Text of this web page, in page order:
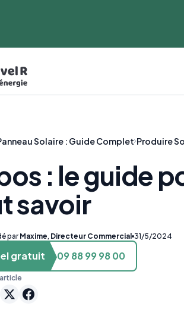
Solaire : Guide Complet Produire
: le guide
savoir
parMaxime, Directeur Commercial 31/5/2024
gratuit 09 88 99 98 00